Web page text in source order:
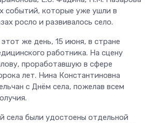
событий, которые уже ушли в
росло и развивалось село.
же день, 15 июня, в стране
работника. На сцену
проработавшую в сфере
лет. Нина Константиновна
с Днём села, пожелав всем
села были удостоены отдельной